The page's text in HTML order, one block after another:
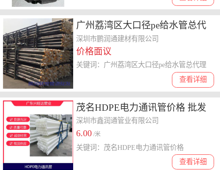
广州荔湾区大口径pe给水管总代
理 耐冲击强度高
深圳市鹏润通建材有限公司
价格面议
查看详细
关键词：广州荔湾区大口径pe给水管总代理
茂名HDPE电力通讯管价格 批发
厂家
深圳市鑫润通管业有限公司
6.00 /米
查看详细
关键词：茂名HDPE电力通讯管价格